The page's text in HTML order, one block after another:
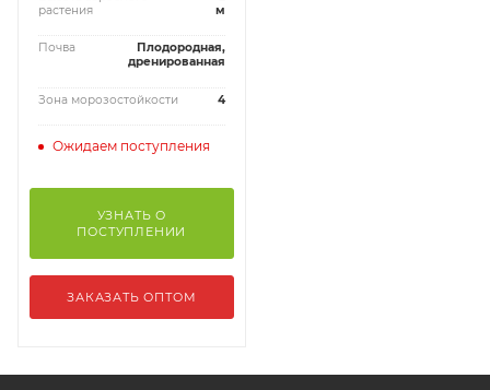
растения
м
Почва
Плодородная,
дренированная
Зона морозостойкости 4
Ожидаем поступления
УЗНАТЬ О
ПОСТУПЛЕНИИ
ЗАКАЗАТЬ ОПТОМ